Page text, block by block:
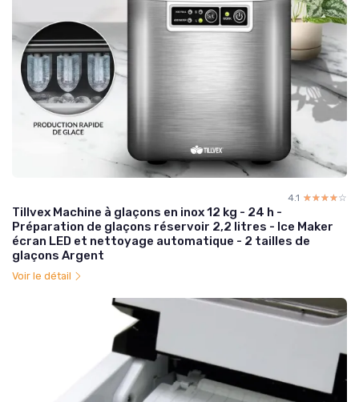
4.1 ☆☆☆☆☆
★★★★★
Tillvex Machine à glaçons en inox 12 kg - 24 h -
Préparation de glaçons réservoir 2,2 litres - Ice Maker
écran LED et nettoyage automatique - 2 tailles de
glaçons Argent
Voir le détail